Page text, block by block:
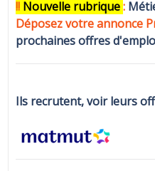
!! Nouvelle rubrique:
Déposez votre annonce
prochaines offres
Ils recrutent, voir leurs